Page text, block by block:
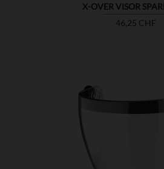
X-OVER VISOR
Prix
46,25 CHF
MONTRER